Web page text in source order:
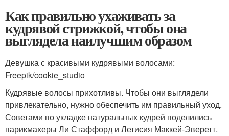
Как правильно ухаживать за
кудрявой стрижкой, чтобы она
выглядела наилучшим образом
Девушка с красивыми кудрявыми волосами:
Freepik/cookie_studio
Кудрявые волосы прихотливы. Чтобы они выглядели
привлекательно, нужно обеспечить им правильный уход.
Советами по укладке натуральных кудрей поделились
парикмахеры Ли Стаффорд и Летисия Маккей-Эверетт.